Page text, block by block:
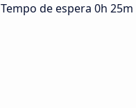
Tempo de espera 0h 25m